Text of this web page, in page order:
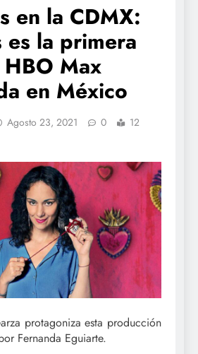
en la CDMX:
es la primera
Max
en México
Agosto 23, 2021 0
12
protagoniza esta producción
Fernanda Eguiarte.